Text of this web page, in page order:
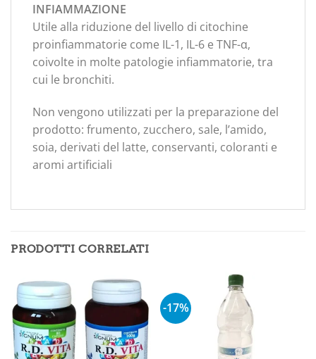
INFIAMMAZIONE
Utile alla riduzione del livello di citochine
proinfiammatorie come IL-1, IL-6 e TNF-α,
coivolte in molte patologie infiammatorie, tra
cui le bronchiti.
Non vengono utilizzati per la preparazione del
prodotto: frumento, zucchero, sale, l’amido,
soia, derivati del latte, conservanti, coloranti e
aromi artificiali
PRODOTTI CORRELATI
-17%